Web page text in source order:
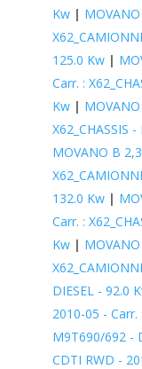
Kw|
125.0 Kw|
Carr. :
Kw|
X62_CHASSIS
MOVANO B
132.0 Kw|
Carr. :
Kw|
DIESEL - 92.0
2010-05 - Carr.
M9T690/692 -
CDTI RWD -